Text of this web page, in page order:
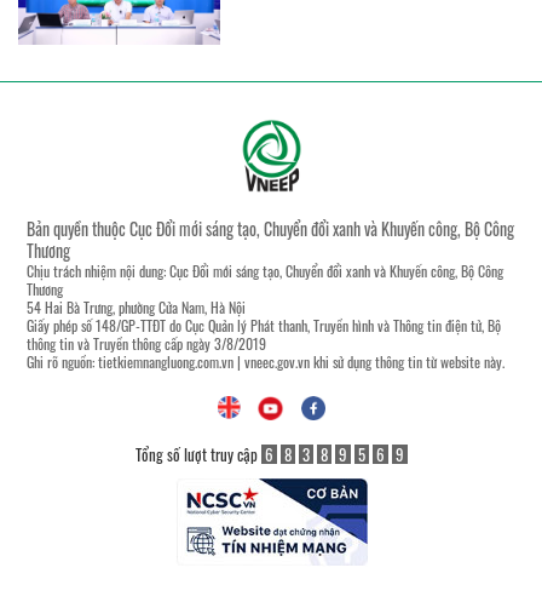
Bản quyền thuộc Cục Đổi mới sáng tạo, Chuyển đổi xanh và Khuyến công, Bộ Công
Thương
Chịu trách nhiệm nội dung: Cục Đổi mới sáng tạo, Chuyển đổi xanh và Khuyến công, Bộ Công
Thương
54 Hai Bà Trưng, phường Cửa Nam, Hà Nội
Giấy phép số 148/GP-TTĐT do Cục Quản lý Phát thanh, Truyền hình và Thông tin điện tử, Bộ
thông tin và Truyền thông cấp ngày 3/8/2019
Ghi rõ nguồn:tietkiemnangluong.com.vn| vneec.gov.vnkhi sử dụng thông tin từ website này.
Tổng số lượt truy cập 6 8 3 8 9 5 6 9